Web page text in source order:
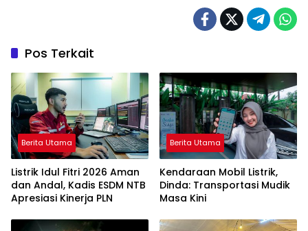
Pos Terkait
Berita Utama
Listrik Idul Fitri 2026 Aman
dan Andal, Kadis ESDM NTB
Apresiasi Kinerja PLN
Berita Utama
Kendaraan Mobil Listrik,
Dinda: Transportasi Mudik
Masa Kini